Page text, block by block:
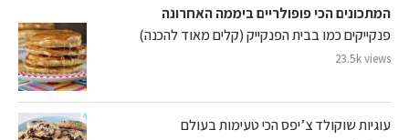
המתכונים הכי פופולריים ביממה האחרונה
פנקייקים כמו בבית הפנקייק (קלים מאוד להכנה)
23.5k views
עוגיות שוקולד צ’יפס הכי טעימות בעולם